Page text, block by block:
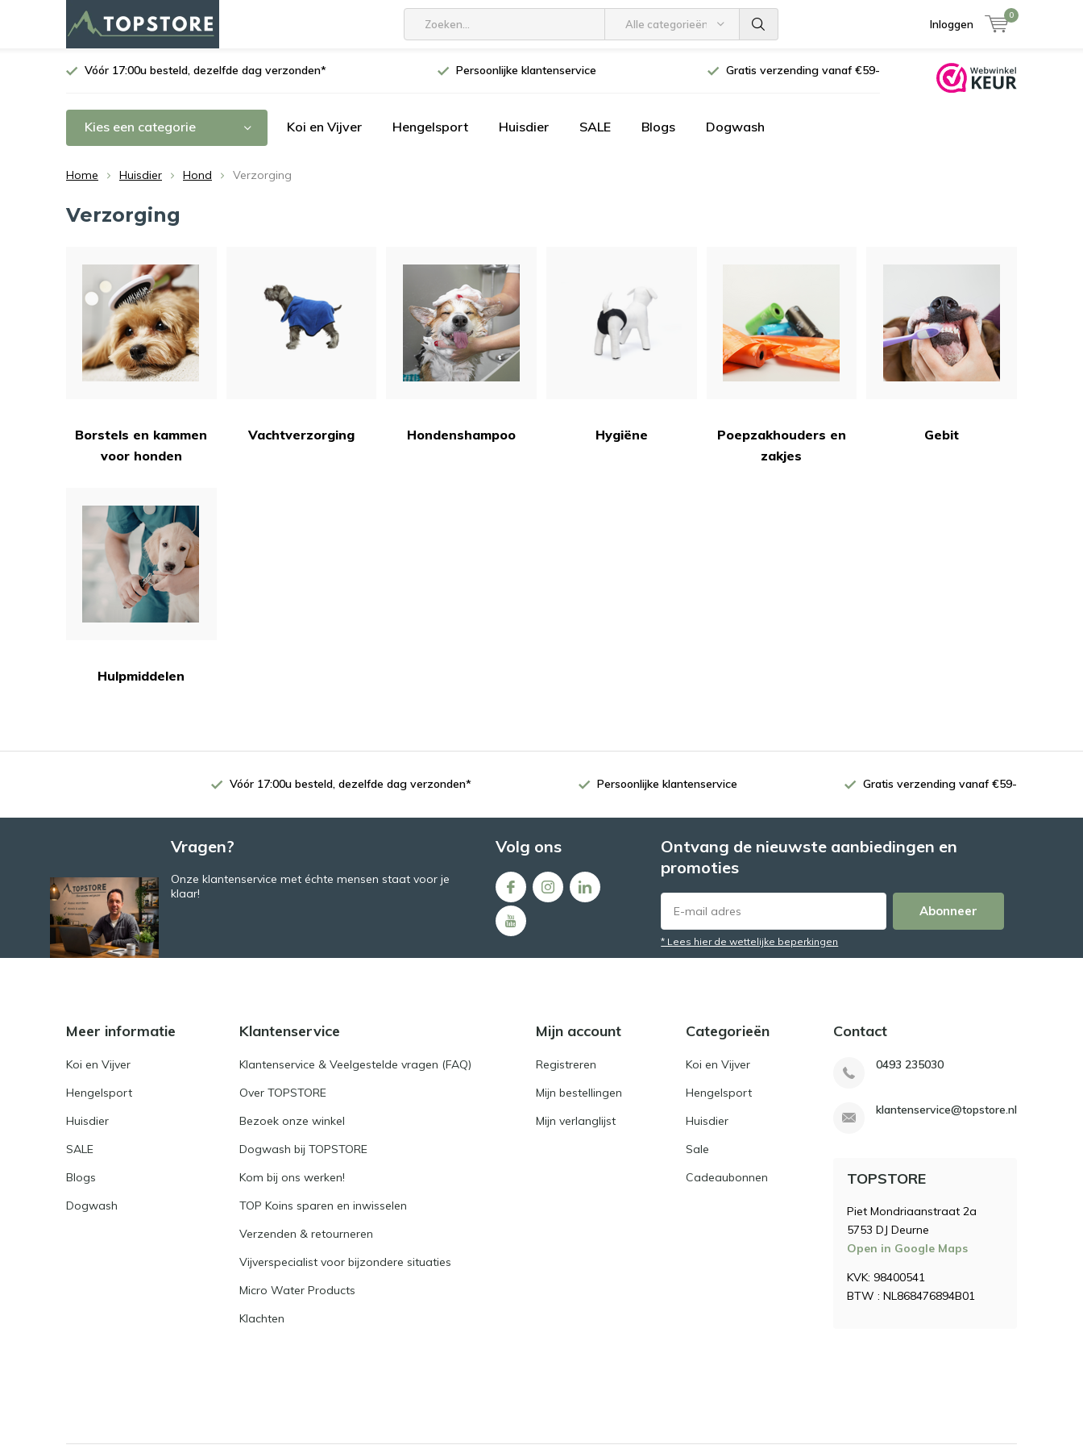
Alle categorieën Inloggen
0
Vóór 17:00u besteld, dezelfde dag verzonden* Persoonlijke klantenservice Gratis verzending vanaf €59-
Kies een categorie Koi en Vijver Hengelsport Huisdier SALE Blogs Dogwash
Home Huisdier Hond Verzorging
Verzorging
Borstels en kammen
voor honden
Vachtverzorging Hondenshampoo Hygiëne
Poepzakhouders en
zakjes
Gebit
Hulpmiddelen
Vóór 17:00u besteld, dezelfde dag verzonden* Persoonlijke klantenservice Gratis verzending vanaf €59-
Vragen?
Onze klantenservice met échte mensen staat voor je
klaar!
Volg ons
Ontvang de nieuwste aanbiedingen en
promoties
Abonneer
* Lees hier de wettelijke beperkingen
Meer informatie
Koi en Vijver
Hengelsport
Huisdier
SALE
Blogs
Dogwash
Klantenservice
Klantenservice & Veelgestelde vragen (FAQ)
Over TOPSTORE
Bezoek onze winkel
Dogwash bij TOPSTORE
Kom bij ons werken!
TOP Koins sparen en inwisselen
Verzenden & retourneren
Vijverspecialist voor bijzondere situaties
Micro Water Products
Klachten
Mijn account
Registreren
Mijn bestellingen
Mijn verlanglijst
Categorieën
Koi en Vijver
Hengelsport
Huisdier
Sale
Cadeaubonnen
Contact
0493 235030
klantenservice@topstore.nl
TOPSTORE
Piet Mondriaanstraat 2a
5753 DJ Deurne
Open in Google Maps
KVK: 98400541
BTW : NL868476894B01